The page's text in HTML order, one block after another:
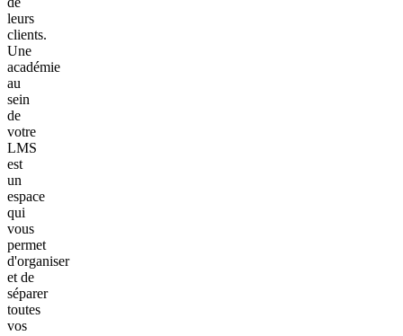
leurs
clients.
Une
académie
au
sein
de
votre
LMS
est
un
espace
qui
vous
permet
d'organiser
et de
séparer
toutes
vos